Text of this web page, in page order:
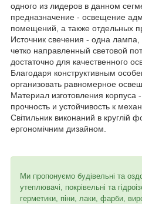
одного из лидеров в данном
предназначение - освещение
помещений, а также отдельных
Источник свечения - одна
четко направленный световой
достаточно для качественного
Благодаря конструктивным
организовать равномерное
Материал изготовления корпуса
прочность и устойчивость к
Світильник виконаний в круглій
ергономічним дизайном.
Ми пропонуємо будівельні та
утеплювачі, покрівельні та
герметики, піни, лаки, фарби,